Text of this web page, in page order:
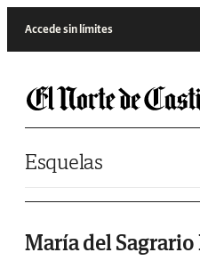
Accede sin límites
Esquelas
María del